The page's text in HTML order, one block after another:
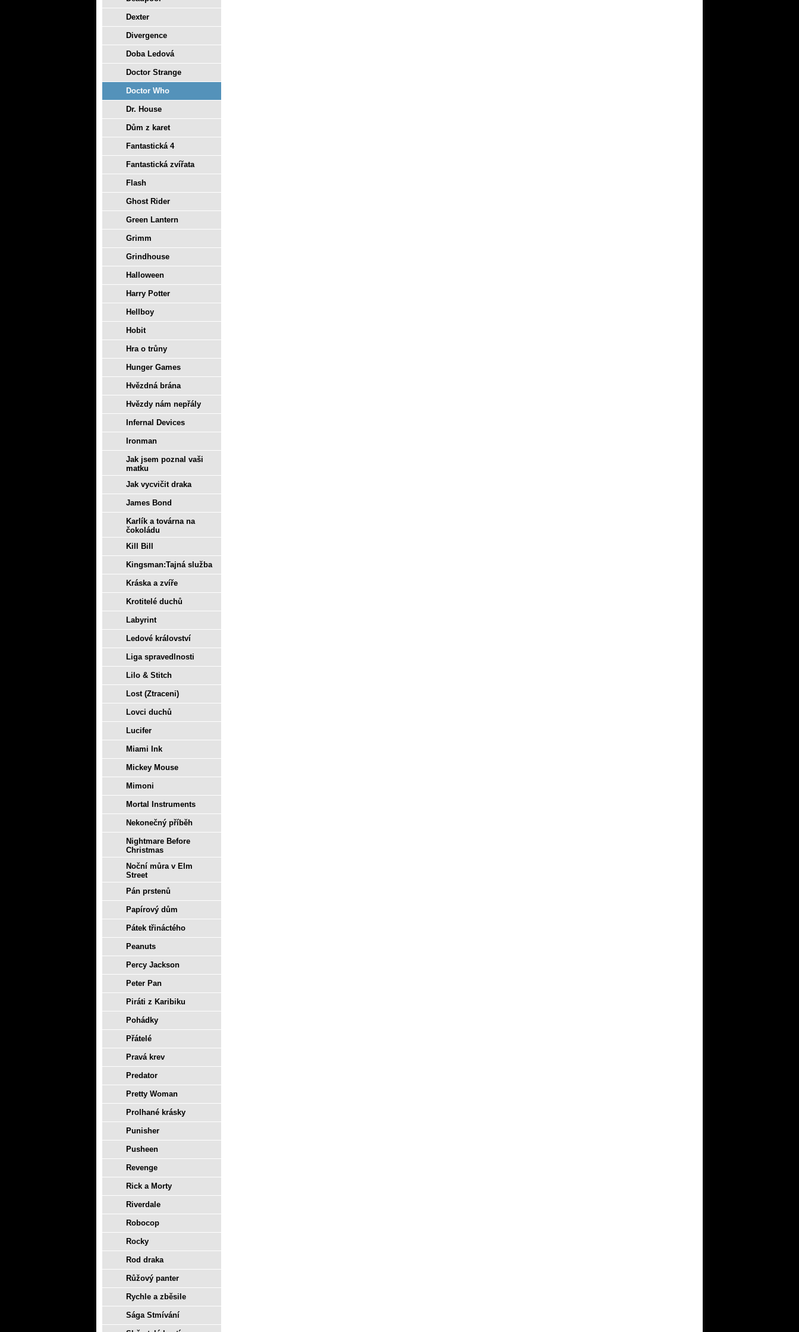
Dexter
Divergence
Doba Ledová
Doctor Strange
Doctor Who
Dr. House
Dům z karet
Fantastická 4
Fantastická zvířata
Flash
Ghost Rider
Green Lantern
Grimm
Grindhouse
Halloween
Harry Potter
Hellboy
Hobit
Hra o trůny
Hunger Games
Hvězdná brána
Hvězdy nám nepřály
Infernal Devices
Ironman
Jak jsem poznal vaši
matku
Jak vycvičit draka
James Bond
Karlík a továrna na
čokoládu
Kill Bill
Kingsman:Tajná služba
Kráska a zvíře
Krotitelé duchů
Labyrint
Ledové království
Liga spravedlnosti
Lilo & Stitch
Lost (Ztraceni)
Lovci duchů
Lucifer
Miami Ink
Mickey Mouse
Mimoni
Mortal Instruments
Nekonečný příběh
Nightmare Before
Christmas
Noční můra v Elm
Street
Pán prstenů
Papírový dům
Pátek třináctého
Peanuts
Percy Jackson
Peter Pan
Piráti z Karibiku
Pohádky
Přátelé
Pravá krev
Predator
Pretty Woman
Prolhané krásky
Punisher
Pusheen
Revenge
Rick a Morty
Riverdale
Robocop
Rocky
Rod draka
Růžový panter
Rychle a zběsile
Sága Stmívání